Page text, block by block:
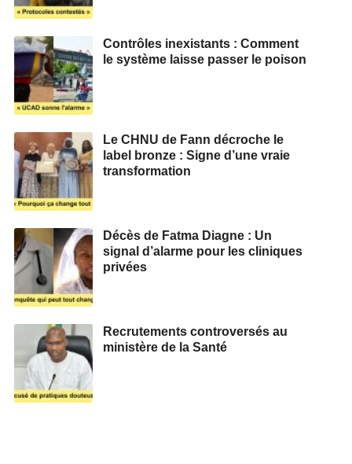
Contrôles inexistants : Comment
le système laisse passer le poison
Le CHNU de Fann décroche le
label bronze : Signe d’une vraie
transformation
Décès de Fatma Diagne : Un
signal d’alarme pour les cliniques
privées
Recrutements controversés au
ministère de la Santé